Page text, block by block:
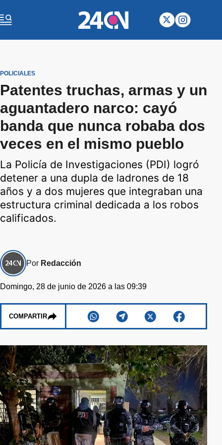
POLICIALES
Patentes truchas, armas y un
aguantadero narco: cayó
banda que nunca robaba dos
veces en el mismo pueblo
La Policía de Investigaciones (PDI) logró
detener a una dupla de ladrones de 18
años y a dos mujeres que integraban una
estructura criminal dedicada a los robos
calificados.
Por Redacción
Domingo, 28 de junio de 2026 a las 09:39
COMPARTIR